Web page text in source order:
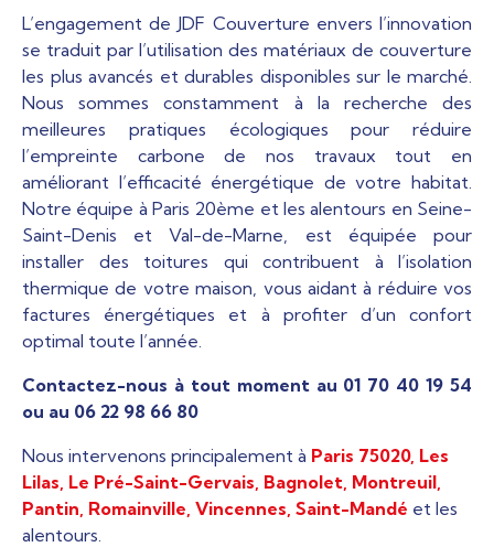
L’engagement de JDF Couverture envers l’innovation
se traduit par l’utilisation des matériaux de couverture
les plus avancés et durables disponibles sur le marché.
Nous sommes constamment à la recherche des
meilleures pratiques écologiques pour réduire
l’empreinte carbone de nos travaux tout en
améliorant l’efficacité énergétique de votre habitat.
Notre équipe à Paris 20ème et les alentours en Seine-
Saint-Denis et Val-de-Marne, est équipée pour
installer des toitures qui contribuent à l’isolation
thermique de votre maison, vous aidant à réduire vos
factures énergétiques et à profiter d’un confort
optimal toute l’année.
Contactez-nous à tout moment au 01 70 40 19 54
ou au 06 22 98 66 80
Nous intervenons principalement à Paris 75020, Les
Lilas, Le Pré-Saint-Gervais, Bagnolet, Montreuil,
Pantin, Romainville, Vincennes, Saint-Mandé et les
alentours.